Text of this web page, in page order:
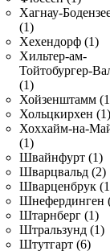
Хагнау-
(1)
Хехендорф (1)
Хильтер-ам-
Тойтобургер-
(1)
Хойзенштамм
Хольцкирхен (1)
Хоххайм-на-
(1)
Швайнфурт (1)
Шварцвальд (2)
Шварценбрук
Шнефердинген
Штарнберг (1)
Штральзунд (1)
Штутгарт (6)